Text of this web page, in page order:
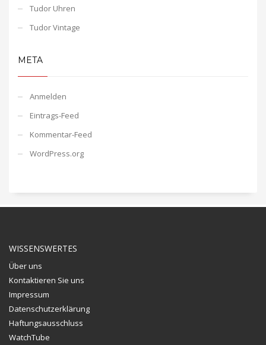
Tudor Uhren
Tudor Vintage
META
Anmelden
Eintrags-Feed
Kommentar-Feed
WordPress.org
WISSENSWERTES
Über uns
Kontaktieren Sie uns
Impressum
Datenschutzerklärung
Haftungsausschluss
WatchTube